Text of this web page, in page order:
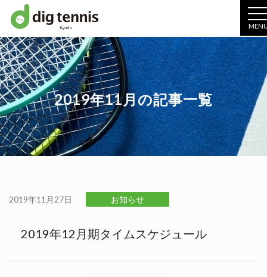
2019年11月の記事一覧
2019年11月27日 お知らせ
2019年12月期タイムスケジュール